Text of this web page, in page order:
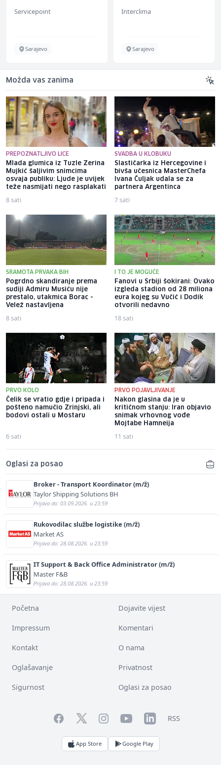
Servicepoint
Sarajevo
Interclima
Sarajevo
Možda vas zanima
PREPOZNATLJIVO LICE
Mlada glumica iz Tuzle Zerina
Mujkić šaljivim snimcima
osvaja publiku: Ljude je uvijek
teže nasmijati nego rasplakati
8 sati
SVADBA U KLOBUKU
Slastičarka iz Hercegovine i
bivša učesnica MasterChefa
Ivana Čuljak udala se za
partnera Argentinca
7 sati
SRAMOTA PRVAKA BIH
Pogrdno skandiranje prema
sudiji Admiru Musiću nije
prestalo, utakmica Borac -
Velež nastavljena
8 sati
I TO JE MOGUĆE
Fanovi u Srbiji šokirani: Ovako
izgleda stadion od 28 miliona
eura kojeg su Vučić i Dodik
otvorili nedavno
18 sati
PRVO KOLO
Čelik se vratio gdje i pripada i
pošteno namučio Zrinjski, ali
bodovi ostali u Mostaru
6 sati
PRVO POJAVLJIVANJE
Nakon glasina da je u
kritičnom stanju: Iran objavio
snimak vrhovnog vođe
Mojtabe Hamneija
11 sati
Oglasi za posao
Broker - Transport Koordinator (m/ž)
Taylor Shipping Solutions BH
Prijava do: 03.09.2026. u 23:59
Rukovodilac službe logistike (m/ž)
Market AS
Prijava do: 28.08.2026. u 23:59
IT Support & Back Office Administrator (m/ž)
Master F&B
Prijava do: 28.08.2026. u 23:59
Početna Dojavite vijest
Impressum Komentari
Kontakt O nama
Oglašavanje Privatnost
Sigurnost Oglasi za posao
FacebookTwitterInstagramYouTubeLinkedInRSS
App Store Google Play